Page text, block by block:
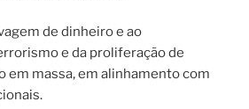
de dinheiro e ao
e da proliferação de
em massa, em alinhamento com